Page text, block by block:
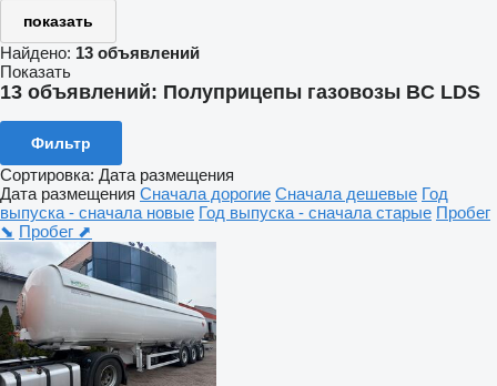
показать
Найдено: 13 объявлений
Показать
13 объявлений: Полуприцепы газовозы BC LDS
Фильтр
Сортировка: Дата размещения
Дата размещения Сначала дорогие Сначала дешевые Год
выпуска - сначала новые Год выпуска - сначала старые Пробег
⬊ Пробег ⬈